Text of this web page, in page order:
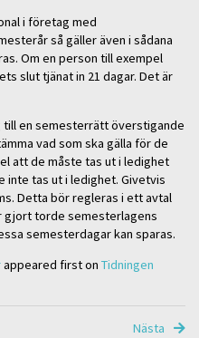
i företag med
så gäller även i sådana
Om en person till exempel
slut tjänat in 21 dagar. Det är
till en semesterrätt överstigande
vad som ska gälla för de
att de måste tas ut i ledighet
inte tas ut i ledighet. Givetvis
Detta bör regleras i ett avtal
gjort torde semesterlagens
semesterdagar kan sparas.
appeared first on Tidningen
Nästa